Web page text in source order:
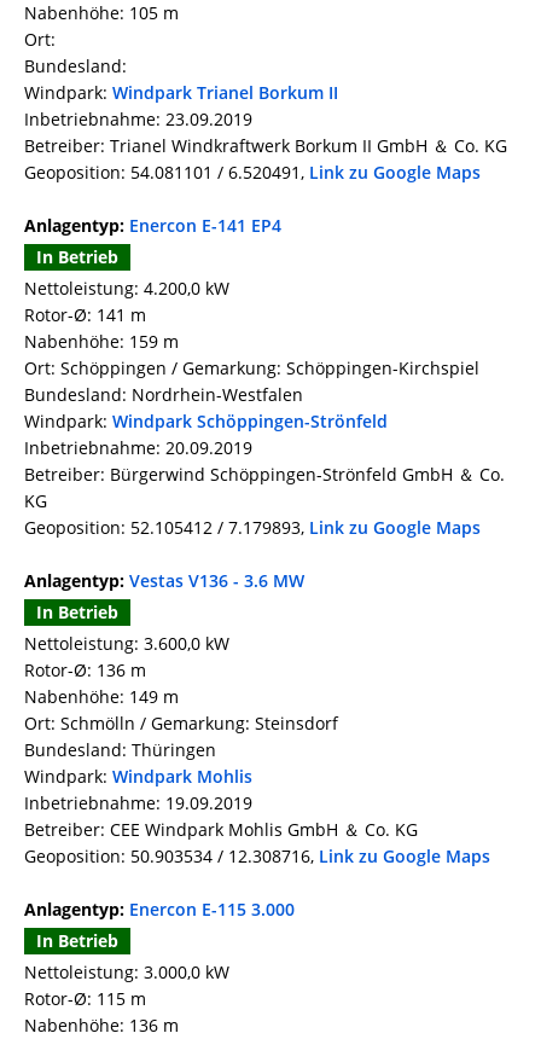
Nabenhöhe: 105 m
Ort:
Bundesland:
Windpark: Windpark Trianel Borkum II
Inbetriebnahme: 23.09.2019
Betreiber: Trianel Windkraftwerk Borkum II GmbH ＆ Co. KG
Geoposition: 54.081101 / 6.520491, Link zu Google Maps
Anlagentyp: Enercon E-141 EP4
In Betrieb
Nettoleistung: 4.200,0 kW
Rotor-Ø: 141 m
Nabenhöhe: 159 m
Ort: Schöppingen / Gemarkung: Schöppingen-Kirchspiel
Bundesland: Nordrhein-Westfalen
Windpark: Windpark Schöppingen-Strönfeld
Inbetriebnahme: 20.09.2019
Betreiber: Bürgerwind Schöppingen-Strönfeld GmbH ＆ Co.
KG
Geoposition: 52.105412 / 7.179893, Link zu Google Maps
Anlagentyp: Vestas V136 - 3.6 MW
In Betrieb
Nettoleistung: 3.600,0 kW
Rotor-Ø: 136 m
Nabenhöhe: 149 m
Ort: Schmölln / Gemarkung: Steinsdorf
Bundesland: Thüringen
Windpark: Windpark Mohlis
Inbetriebnahme: 19.09.2019
Betreiber: CEE Windpark Mohlis GmbH ＆ Co. KG
Geoposition: 50.903534 / 12.308716, Link zu Google Maps
Anlagentyp: Enercon E-115 3.000
In Betrieb
Nettoleistung: 3.000,0 kW
Rotor-Ø: 115 m
Nabenhöhe: 136 m